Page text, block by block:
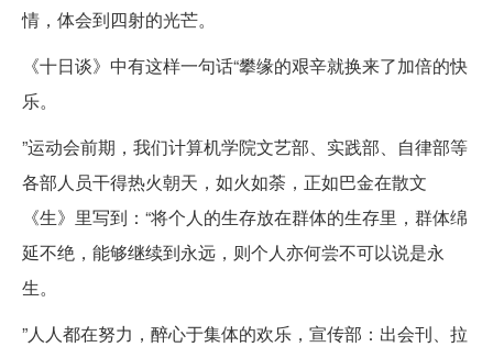
情，体会到四射的光芒。
《十日谈》中有这样一句话“攀缘的艰辛就换来了加倍的快
乐。
”运动会前期，我们计算机学院文艺部、实践部、自律部等
各部人员干得热火朝天，如火如荼，正如巴金在散文
《生》里写到：“将个人的生存放在群体的生存里，群体绵
延不绝，能够继续到永远，则个人亦何尝不可以说是永
生。
”人人都在努力，醉心于集体的欢乐，宣传部：出会刊、拉